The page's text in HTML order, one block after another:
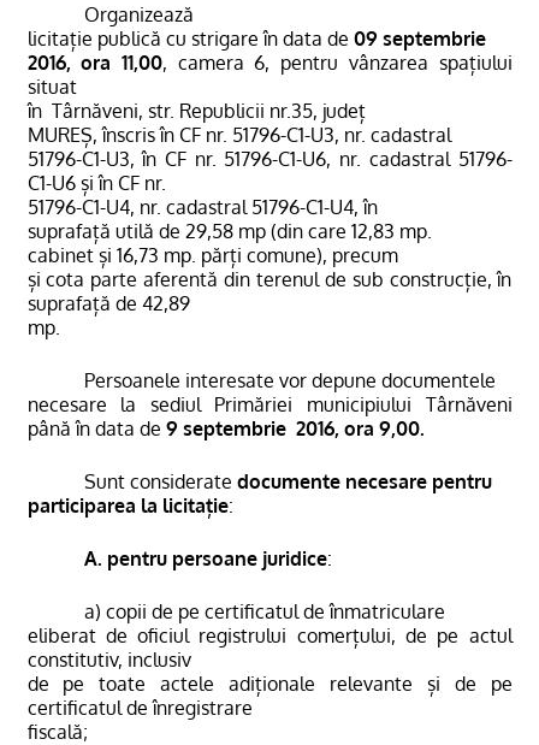
Organizează
licitație publică cu strigare în data de 09 septembrie
2016, ora 11,00, camera 6, pentru vânzarea spațiului
situat
în Târnăveni, str. Republicii nr.35, județ
MUREȘ,înscris în CF nr. 51796-C1-U3, nr. cadastral
51796-C1-U3, în CF nr. 51796-C1-U6, nr. cadastral 51796-
C1-U6 și în CF nr.
51796-C1-U4, nr. cadastral 51796-C1-U4,în
suprafață utilă de 29,58 mp (din care 12,83 mp.
cabinet și 16,73 mp. părți comune), precum
și cota parte aferentă din terenul de sub construcție, în
suprafață de 42,89
mp.
Persoanele interesate vor depune documentele
necesare la sediul Primăriei municipiului Târnăveni
până în data de 9 septembrie 2016, ora 9,00.
Sunt considerate documente necesare pentru
participarea la licitație:
A. pentru persoane juridice:
a) copii de pe certificatul de înmatriculare
eliberat de oficiul registrului comerțului, de pe actul
constitutiv, inclusiv
de pe toate actele adiționale relevante și de pe
certificatul de înregistrare
fiscală;